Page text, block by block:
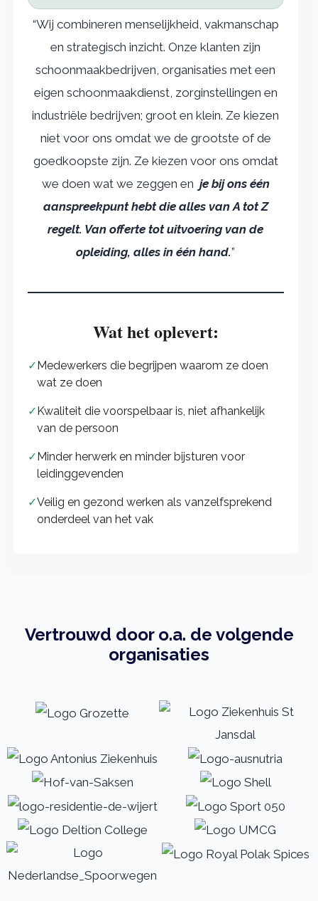
“Wij combineren menselijkheid, vakmanschap
en strategisch inzicht. Onze klanten zijn
schoonmaakbedrijven, organisaties met een
eigen schoonmaakdienst, zorginstellingen en
industriële bedrijven; groot en klein. Ze kiezen
niet voor ons omdat we de grootste of de
goedkoopste zijn. Ze kiezen voor ons omdat
we doen wat we zeggen en je bij ons één
aanspreekpunt hebt die alles van A tot Z
regelt. Van offerte tot uitvoering van de
opleiding, alles in één hand.”
Wat het oplevert:
✓Medewerkers die begrijpen waarom ze doen
wat ze doen
✓Kwaliteit die voorspelbaar is, niet afhankelijk
van de persoon
✓Minder herwerk en minder bijsturen voor
leidinggevenden
✓Veilig en gezond werken als vanzelfsprekend
onderdeel van het vak
Vertrouwd door o.a. de volgende
organisaties